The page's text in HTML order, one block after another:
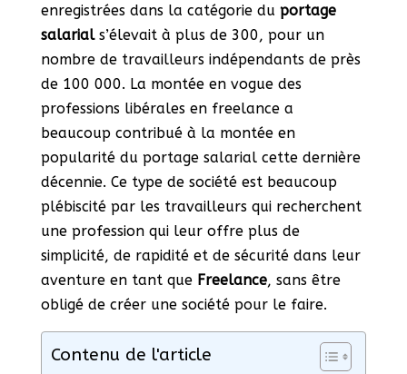
enregistrées dans la catégorie du portage
salarials’élevait à plus de 300, pour un
nombre de travailleurs indépendants de près
de 100 000. La montée en vogue des
professions libérales en freelance a
beaucoup contribué à la montée en
popularité du portage salarial cette dernière
décennie. Ce type de société est beaucoup
plébiscité par les travailleurs qui recherchent
une profession qui leur offre plus de
simplicité, de rapidité et de sécurité dans leur
aventure en tant que Freelance, sans être
obligé de créer une société pour le faire.
Contenu de l'article